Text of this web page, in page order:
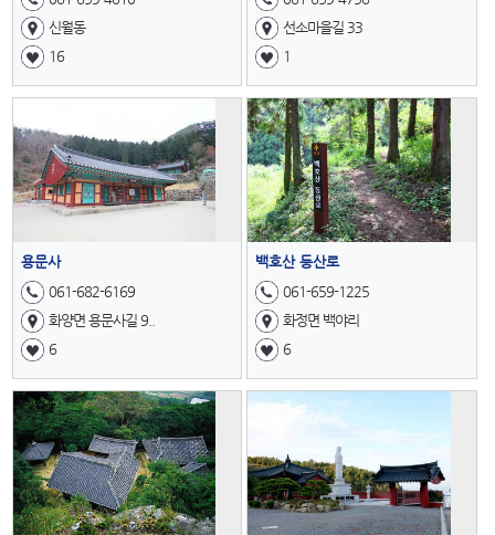
신월동
16
선소마을길 33
1
용문사
061-682-6169
화양면 용문사길 9..
6
백호산 등산로
061-659-1225
화정면 백야리
6